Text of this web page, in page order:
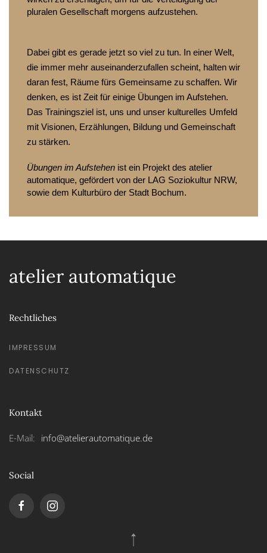
pluralen Gesellschaft morgens aufzustehen.
Dabei gibt es gerade jetzt so viel zu tun. In einer Welt,
die immer mehr auseinanderzufallen scheint, halten wir
daran fest, Räume fürs Gemeinsame zu schaffen. Wir
denken, es ist Zeit für einige Übungen im Aufstehen.
Das Trainingsziel ist, uns und unser kulturelles Umfeld
mit Visionen, Erzählungen, Bildung und Gemeinschaft
zu stärken.
Übungen im Aufstehen ist ein Projekt des atelier
automatique, gefördert von der LAG Soziokultur NRW,
sowie dem Kulturbüro der Stadt Bochum.
atelier automatique
Rechtliches
IMPRESSUM
DATENSCHUTZ
Kontakt
E-Mail: info@atelierautomatique.de
Social